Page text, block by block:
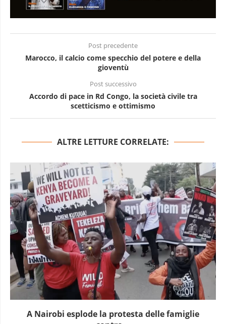
Post precedente
Marocco, il calcio come specchio del potere e della
gioventù
Post successivo
Accordo di pace in Rd Congo, la società civile tra
scetticismo e ottimismo
ALTRE LETTURE CORRELATE:
In Guinea è in corso un nuovo blocco...